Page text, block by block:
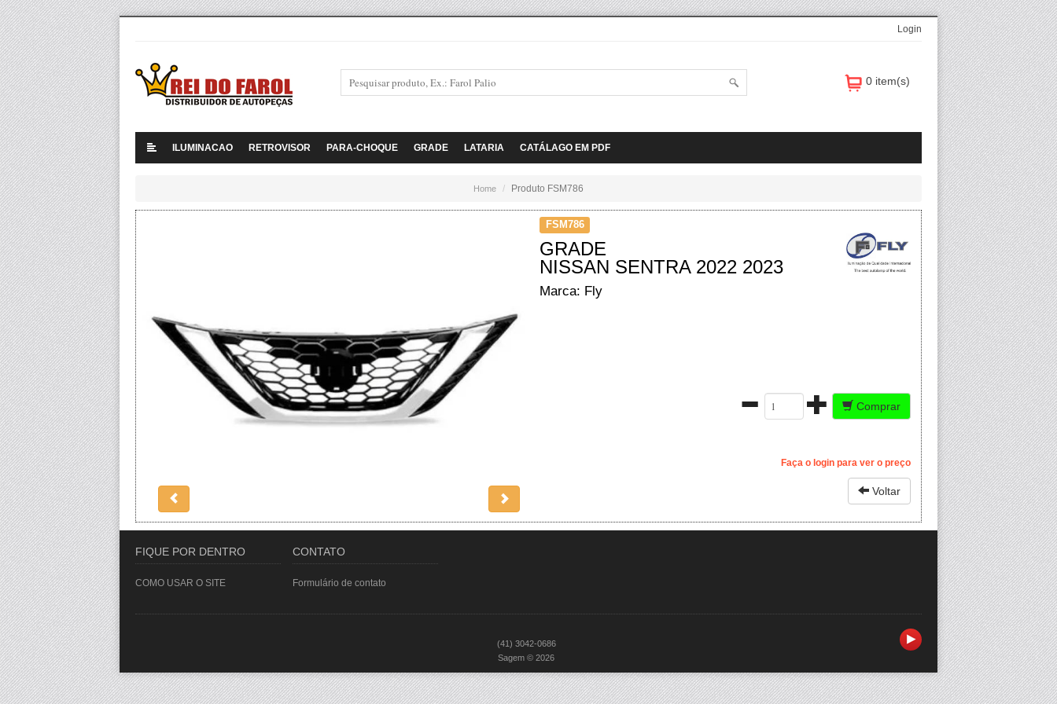
Login
0 item(s)
ILUMINACAO RETROVISOR PARA-CHOQUE GRADE LATARIA CATÁLAGO EM PDF
Home Produto FSM786
FSM786
GRADE
NISSAN SENTRA 2022 2023
Marca: Fly
Comprar
Faça o login para ver o preço
Voltar
FIQUE POR DENTRO
COMO USAR O SITE
CONTATO
Formulário de contato
(41) 3042-0686
Sagem © 2026